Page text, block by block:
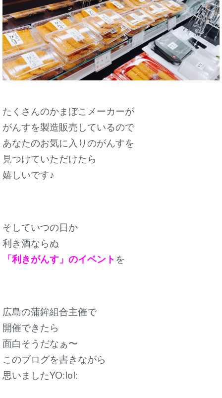
たくさんのかまぼこメーカーが
がんすを製造販売しているので
あなたのお気に入りのがんすを
見つけていただけたら
嬉しいです♪
そしていつの日か
利き酒ならぬ
「利きがんす」のイベント を
広島の蒲鉾組合主催で
開催できたら
面白そうだなぁ〜
このブログを書きながら
思いましたYO:lol: